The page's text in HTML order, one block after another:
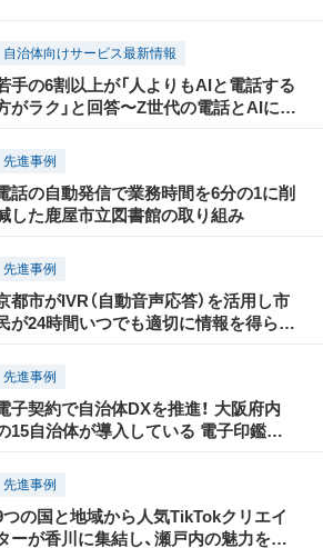
自治体向けサービス最新情報
手の6割以上が「人よりもAIと電話する
がラク」と回答〜Z世代の電話とAIに関
先進事例
話の自動発信で業務時間を6分の1に削
した鹿屋市立図書館の取り組み
先進事例
都市がIVR（自動音声応答）を活用し市
が24時間いつでも適切に情報を得られ
先進事例
子契約で自治体DXを推進！ 大阪府内
15自治体が導入している 電子印鑑
先進事例
つの国と地域から人気TikTokクリエイ
ーが香川に集結し、瀬戸内の魅力を